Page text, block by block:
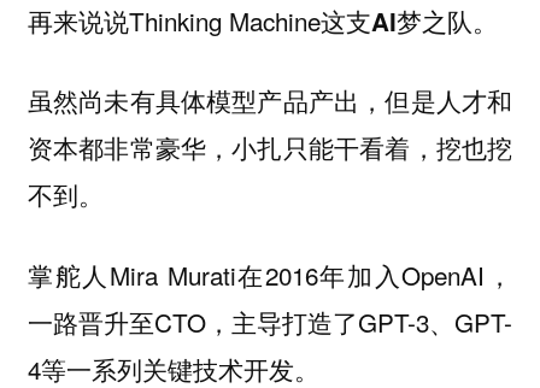
再来说说Thinking Machine这支AI梦之队。
虽然尚未有具体模型产品产出，但是人才和
资本都非常豪华，小扎只能干看着，挖也挖
不到。
掌舵人Mira Murati在2016年加入OpenAI，
一路晋升至CTO，主导打造了GPT-3、GPT-
4等一系列关键技术开发。